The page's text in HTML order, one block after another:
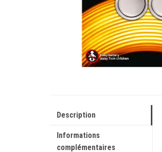
Description
Informations
complémentaires